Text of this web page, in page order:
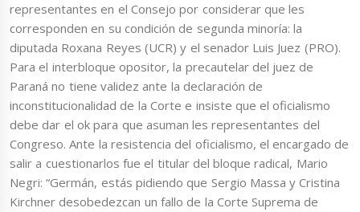
representantes en el Consejo por considerar que les
corresponden en su condición de segunda minoría: la
diputada Roxana Reyes (UCR) y el senador Luis Juez (PRO).
Para el interbloque opositor, la precautelar del juez de
Paraná no tiene validez ante la declaración de
inconstitucionalidad de la Corte e insiste que el oficialismo
debe dar el ok para que asuman les representantes del
Congreso. Ante la resistencia del oficialismo, el encargado de
salir a cuestionarlos fue el titular del bloque radical, Mario
Negri: “Germán, estás pidiendo que Sergio Massa y Cristina
Kirchner desobedezcan un fallo de la Corte Suprema de